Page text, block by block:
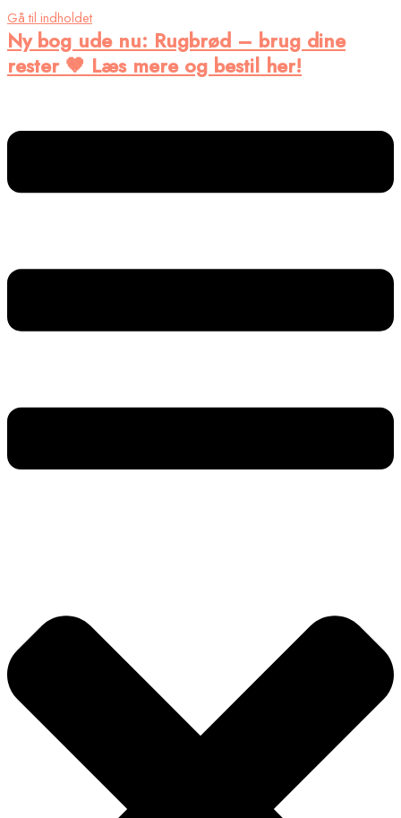
Gå til indholdet
Ny bog ude nu: Rugbrød – brug dine
rester 🤎 Læs mere og bestil her!